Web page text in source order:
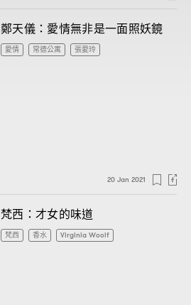
鄭天儀： 愛情無非是一面照妖鏡
愛情 常德公寓 張愛玲
20 Jan 2021
梵西 ： 才女的味道
梵西 香水 Virginia Woolf